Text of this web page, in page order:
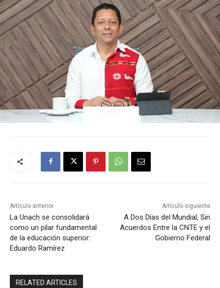
Artículo anterior
La Unach se consolidará
como un pilar fundamental
de la educación superior:
Eduardo Ramírez
Artículo siguiente
A Dos Días del Mundial, Sin
Acuerdos Entre la CNTE y el
Gobierno Federal
RELATED ARTICLES